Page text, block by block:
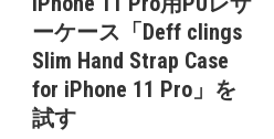
ーケース「Deff clings
Slim Hand Strap Case
for iPhone 11 Pro」を
試す